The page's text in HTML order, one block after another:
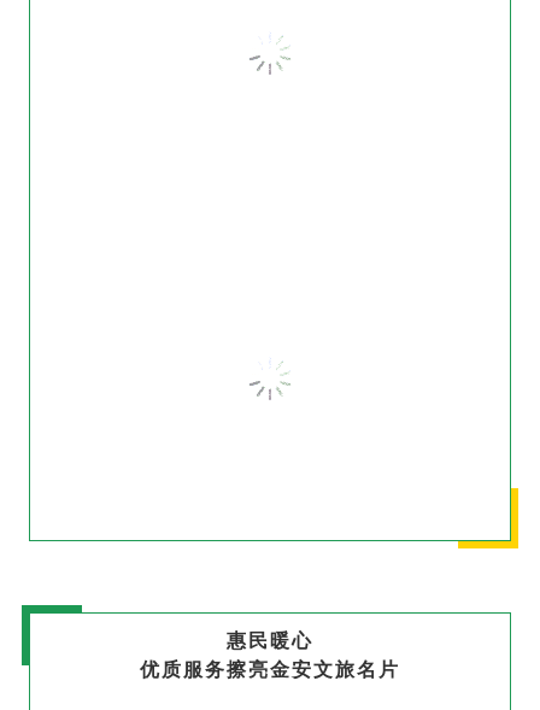
惠民暖心
优质服务擦亮金安文旅名片